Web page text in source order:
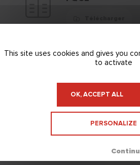
Télécharger
This site uses cookies and gives you
to activate
OK, ACCEPT ALL
PERSONALIZE